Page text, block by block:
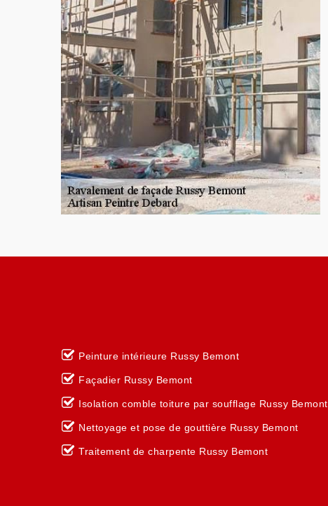
Peinture intérieure Russy Bemont
Façadier Russy Bemont
Isolation comble toiture par soufflage Russy Bemont
Nettoyage et pose de gouttière Russy Bemont
Traitement de charpente Russy Bemont